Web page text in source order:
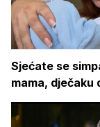
Sjećate se
mama, dječaku